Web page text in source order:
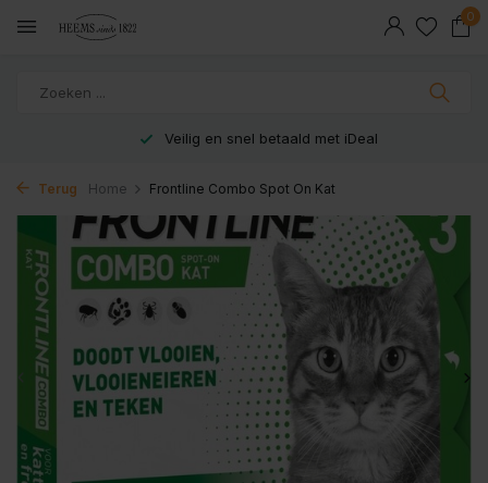
0
Veilig en snel betaald met iDeal
Terug Home Frontline Combo Spot On Kat